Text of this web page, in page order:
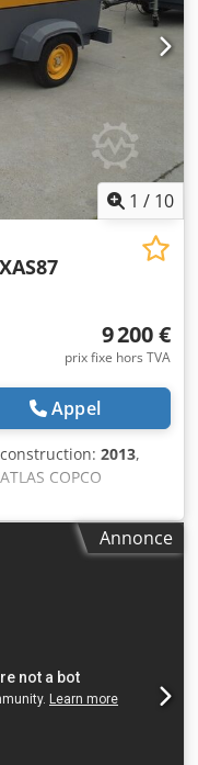
1 / 10
XAS87
9 200 €
prix fixe hors TVA
Appel
2013,
COPCO
DIESEL
service Données
de travail 7
Annonce